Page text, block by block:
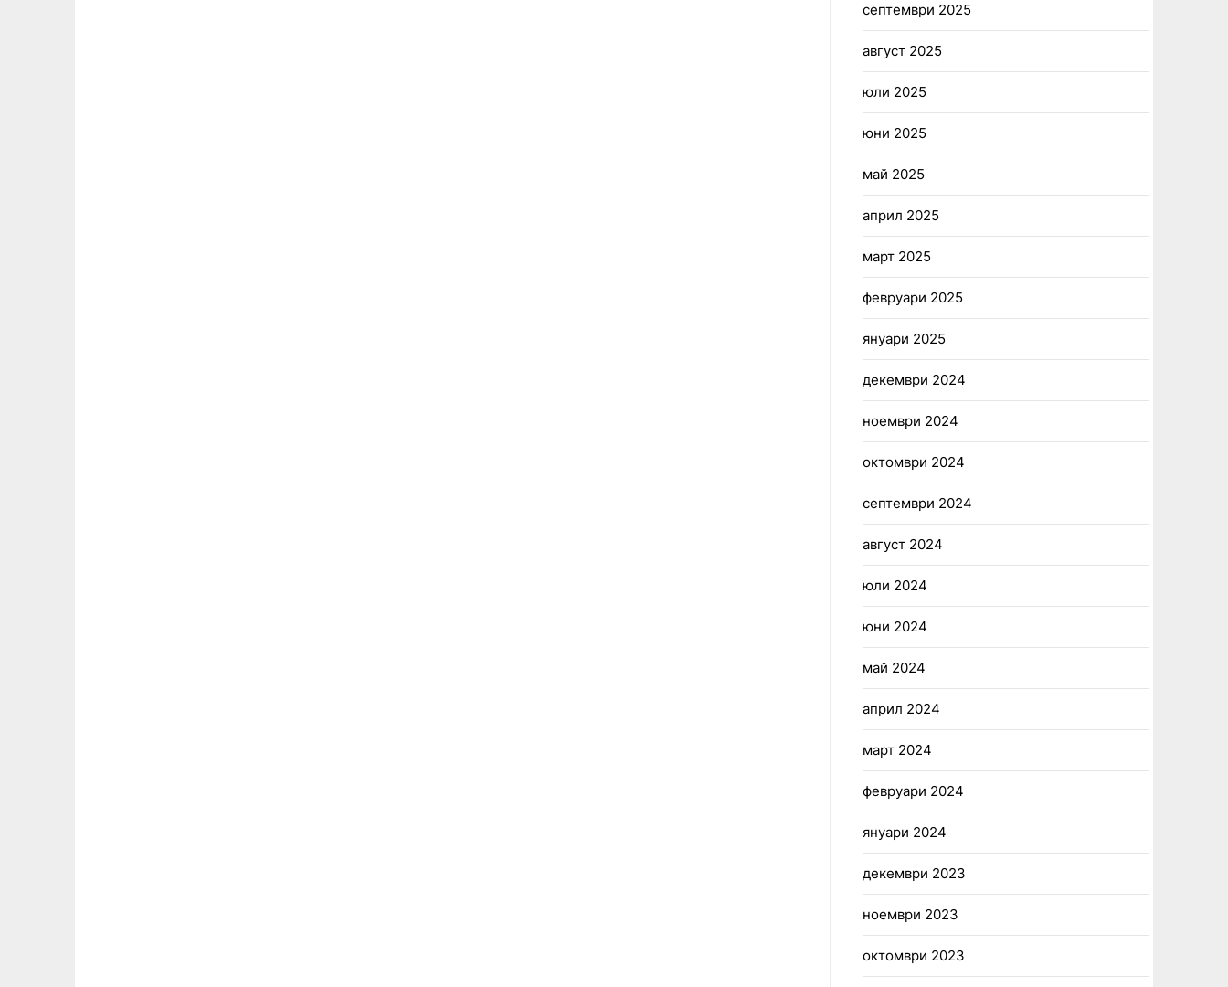
септември 2025
август 2025
юли 2025
юни 2025
май 2025
април 2025
март 2025
февруари 2025
януари 2025
декември 2024
ноември 2024
октомври 2024
септември 2024
август 2024
юли 2024
юни 2024
май 2024
април 2024
март 2024
февруари 2024
януари 2024
декември 2023
ноември 2023
октомври 2023